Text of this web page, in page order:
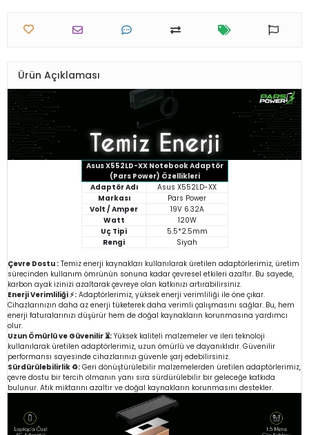
Ürün Açıklaması
Asus X552LD-XX Notebook Adaptör
(Pars Power) Özellikleri
Adaptör Adı
Asus X552LD-XX
Markası
Pars Power
Volt / Amper
19V 6.32A
Watt
120W
Uç Tipi
5.5*2.5mm
Rengi
Siyah
Çevre Dostu : Temiz enerji kaynakları kullanılarak üretilen adaptörlerimiz, üretim
sürecinden kullanım ömrünün sonuna kadar çevresel etkileri azaltır. Bu sayede,
karbon ayak izinizi azaltarak çevreye olan katkınızı artırabilirsiniz.
Enerji Verimliliği ⚡: Adaptörlerimiz, yüksek enerji verimliliği ile öne çıkar.
Cihazlarınızın daha az enerji tüketerek daha verimli çalışmasını sağlar. Bu, hem
enerji faturalarınızı düşürür hem de doğal kaynakların korunmasına yardımcı
olur.
Uzun Ömürlü ve Güvenilir ⏳: Yüksek kaliteli malzemeler ve ileri teknoloji
kullanılarak üretilen adaptörlerimiz, uzun ömürlü ve dayanıklıdır. Güvenilir
performansı sayesinde cihazlarınızı güvenle şarj edebilirsiniz.
Sürdürülebilirlik ♻️: Geri dönüştürülebilir malzemelerden üretilen adaptörlerimiz,
çevre dostu bir tercih olmanın yanı sıra sürdürülebilir bir geleceğe katkıda
bulunur. Atık miktarını azaltır ve doğal kaynakların korunmasını destekler.